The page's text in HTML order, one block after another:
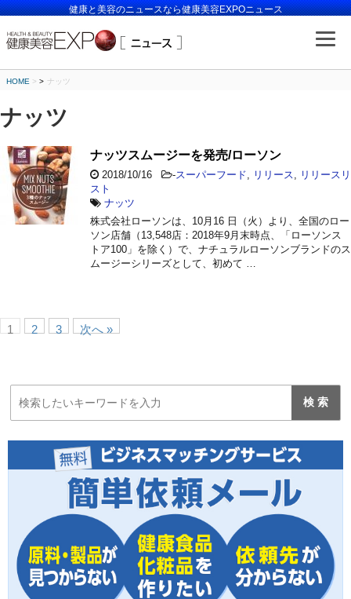
健康と美容のニュースなら健康美容EXPOニュース
HOME > ナッツ
ナッツ
ナッツスムージーを発売/ローソン
2018/10/16 -スーパーフード リリース
リリースリ
スト
ナッツ
株式会社ローソンは、10月16 日（火）より、全国のロー
ソン店舗（13,548店：2018年9月末時点、「ローソンス
トア100」を除く）で、ナチュラルローソンブランドのス
ムージーシリーズとして、初めて …
1 2 3 次へ »